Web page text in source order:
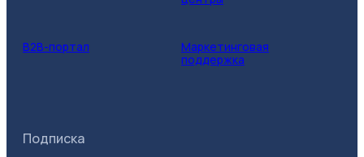
B2B-портал
Маркетинговая
поддержка
Подписка